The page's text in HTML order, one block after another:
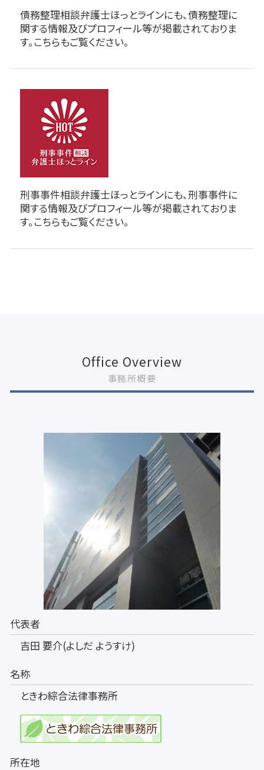
債務整理相談弁護士ほっとラインにも、債務整理に
関する情報及びプロフィール等が掲載されておりま
す。こちらもご覧ください。
刑事事件相談弁護士ほっとラインにも、刑事事件に
関する情報及びプロフィール等が掲載されておりま
す。こちらもご覧ください。
Office Overview
事務所概要
代表者
吉田 要介(よしだ ようすけ)
名称
ときわ綜合法律事務所
所在地